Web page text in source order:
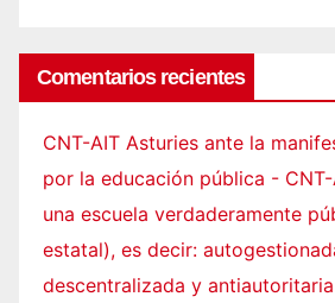
Comentarios recientes
CNT-AIT Asturies ante la
por la educación pública -
una escuela verdaderamente
estatal), es decir:
descentralizada y antiautoritaria